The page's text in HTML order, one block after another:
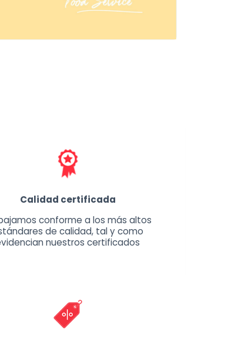
Calidad certificada
conforme a los más altos
de calidad, tal y como
nuestros certificados